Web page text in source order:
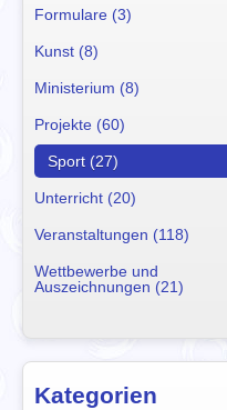
Formulare (3)
Kunst (8)
Ministerium (8)
Projekte (60)
Sport (27)
Unterricht (20)
Veranstaltungen (118)
Wettbewerbe und
Auszeichnungen (21)
Kategorien